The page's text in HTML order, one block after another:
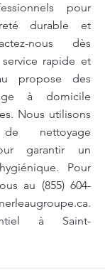
pour
durable et
nous dès
rapide et
propose des
à domicile
Nous utilisons
nettoyage
garantir un
Pour
au (855) 604-
.
à Saint-